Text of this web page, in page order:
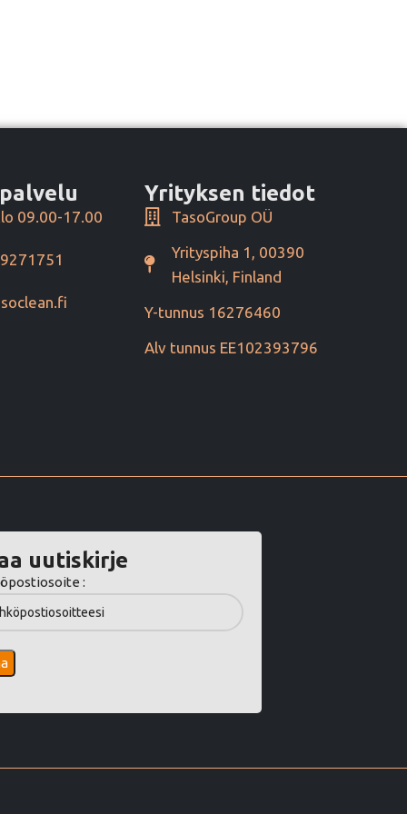
09.00-17.00
Yrityksen tiedot
TasoGroup OÜ
Yrityspiha 1, 00390
Helsinki, Finland
Y-tunnus 16276460
Alv tunnus EE102393796
uutiskirje
: